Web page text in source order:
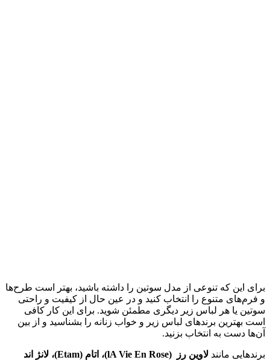
برای این که تنوعی از مدل سوتین را داشته باشید، بهتر است طرح‌ها
و فرم‌های متنوع را انتخاب کنید و در عین حال از کیفیت و راحتی
سوتین یا هر لباس زیر دیگری مطمئن شوید. برای این کار کافی
است بهترین برندهای لباس زیر و خواب زنانه را بشناسید و از بین
آن‌ها دست به انتخاب بزنید.
برندهایی مانند لاوین رز (lA Vie En Rose)، اتام (Etam)، لانژ اند